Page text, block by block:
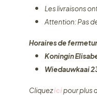
Les livraisons
Attention: Pas
Horaires de
Koningin
Wiedauwkaai
Cliquez ​icipour plus